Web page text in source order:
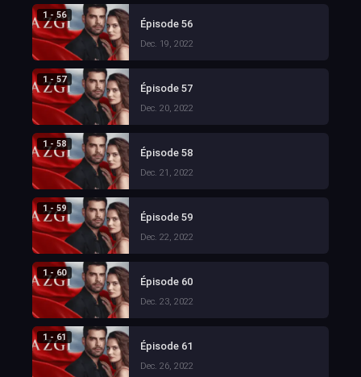
1 - 56
Épisode 56
Dec. 19, 2022
1 - 57
Épisode 57
Dec. 20, 2022
1 - 58
Épisode 58
Dec. 21, 2022
1 - 59
Épisode 59
Dec. 22, 2022
1 - 60
Épisode 60
Dec. 23, 2022
1 - 61
Épisode 61
Dec. 26, 2022